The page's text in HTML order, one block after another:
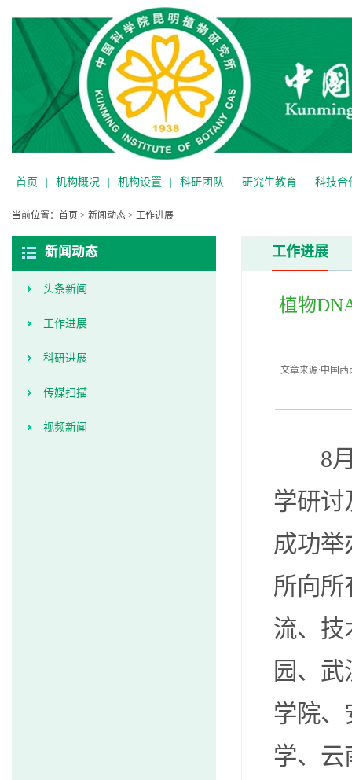
首页 | 机构概况 | 机构设置 | 科研团队 | 研究生教育 | 科技合
当前位置： 首页 > 新闻动态 > 工作进展
新闻动态
头条新闻
工作进展
科研进展
传媒扫描
视频新闻
工作进展
植物
文章来源:中国
8
学研讨
成功举
所向所
流、技
园、
学院、
学、云